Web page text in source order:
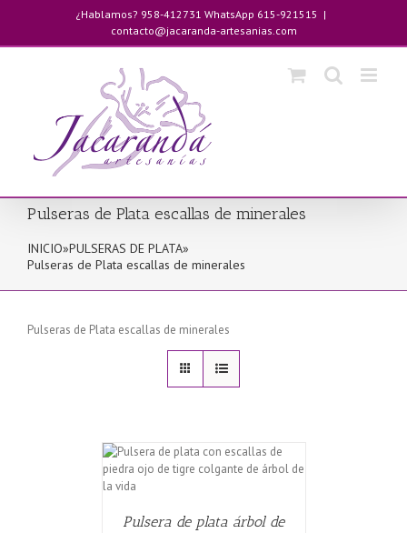
contenido
¿Hablamos? 958-412731 WhatsApp 615-921515 |
contacto@jacaranda-artesanias.com
Pulseras de Plata escallas de minerales
INICIO»PULSERAS DE PLATA»
Pulseras de Plata escallas de minerales
Pulseras de Plata escallas de minerales
Pulsera de plata árbol de